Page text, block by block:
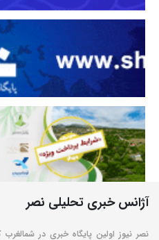
آژانس خبری تحلیلی نصر
نصر نیوز اولین پایگاه خبری در